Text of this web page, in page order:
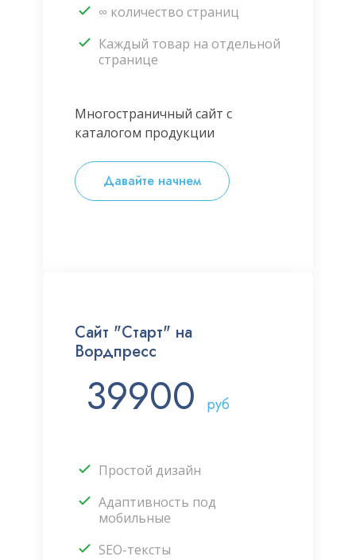
∞ количество страниц
Каждый товар на отдельной
странице
Многостраничный сайт с
каталогом продукции
Давайте начнем
Сайт "Старт" на
Вордпресс
39900 руб
Простой дизайн
Адаптивность под
мобильные
SEO-тексты